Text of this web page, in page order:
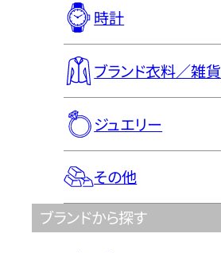
時計
ブランド衣料／雑貨
ジュエリー
その他
ブランドから探す